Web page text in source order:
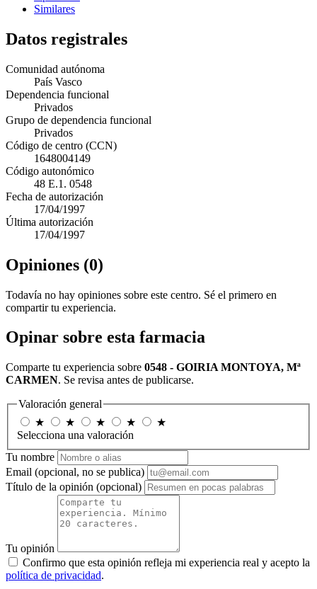
Similares
Datos registrales
Comunidad autónoma
País Vasco
Dependencia funcional
Privados
Grupo de dependencia funcional
Privados
Código de centro (CCN)
1648004149
Código autonómico
48 E.1. 0548
Fecha de autorización
17/04/1997
Última autorización
17/04/1997
Opiniones (0)
Todavía no hay opiniones sobre este centro. Sé el primero en
compartir tu experiencia.
Opinar sobre esta farmacia
Comparte tu experiencia sobre 0548 - GOIRIA MONTOYA, Mª
CARMEN. Se revisa antes de publicarse.
Valoración general
★
★ ★ ★
★
Selecciona una valoración
Tu nombre
Email (opcional, no se publica)
Título de la opinión (opcional)
Tu opinión
Confirmo que esta opinión refleja mi experiencia real y acepto la
política de privacidad.